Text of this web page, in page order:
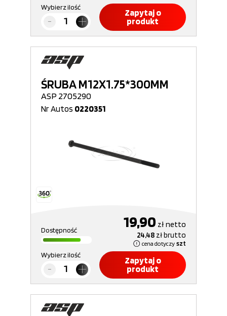
Wybierz ilość
Zapytaj o
produkt
ŚRUBA M12X1.75*300MM
ASP 2705290
Nr Autos 0220351
Dostępność 19,90 złnetto
24,48 złbrutto
cena dotyczy szt
Wybierz ilość
Zapytaj o
produkt